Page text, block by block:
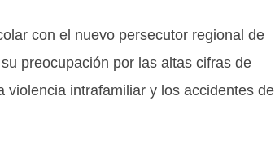
con el nuevo persecutor regional de
preocupación por las altas cifras de
intrafamiliar y los accidentes de